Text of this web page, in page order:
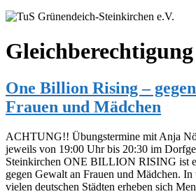
Gleichberechtigung
One Billion Rising –
Frauen und Mädchen
ACHTUNG!! Übungstermine mit Anja
jeweils von 19:00 Uhr bis 20:30 im
Steinkirchen ONE BILLION RISING ist
gegen Gewalt an Frauen und Mädchen.
vielen deutschen Städten erheben sich